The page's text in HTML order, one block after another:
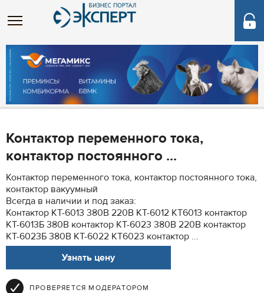
Контактор переменного тока,
контактор постоянного ...
Контактор переменного тока, контактор постоянного тока,
контактор вакуумный
Всегда в наличии и под заказ:
Контактор КТ-6013 380В 220В КТ-6012 КТ6013 контактор
КТ-6013Б 380В контактор КТ-6023 380В 220В контактор
КТ-6023Б 380В КТ-6022 КТ6023 контактор ...
Узнать цену
ПРОВЕРЯЕТСЯ МОДЕРАТОРОМ